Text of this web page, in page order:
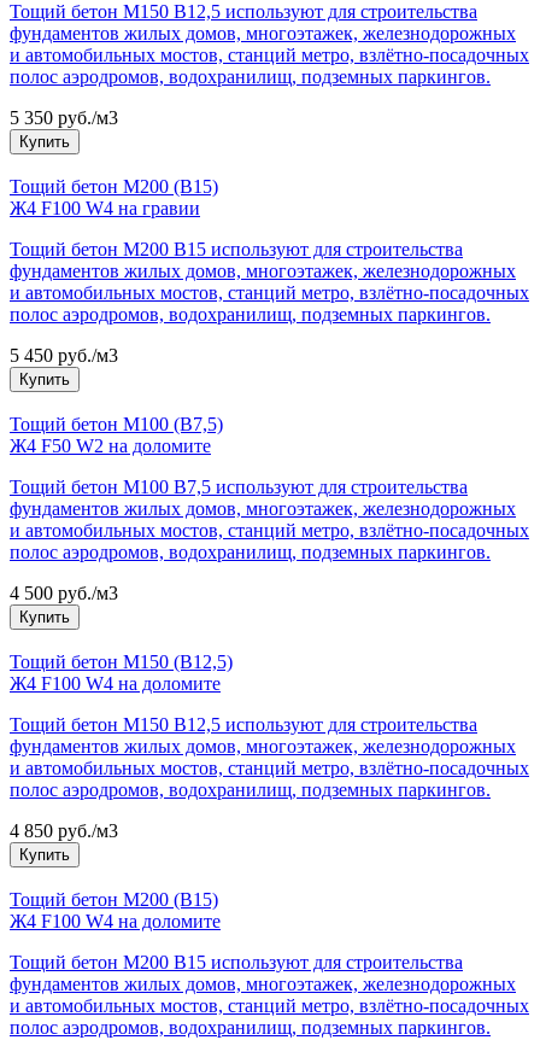
Тощий бетон М150 B12,5 используют для строительства
фундаментов жилых домов, многоэтажек, железнодорожных
и автомобильных мостов, станций метро, взлётно-посадочных
полос аэродромов, водохранилищ, подземных паркингов.
5 350 руб./м3
Купить
Тощий бетон М200 (В15)
Ж4 F100 W4 на гравии
Тощий бетон М200 B15 используют для строительства
фундаментов жилых домов, многоэтажек, железнодорожных
и автомобильных мостов, станций метро, взлётно-посадочных
полос аэродромов, водохранилищ, подземных паркингов.
5 450 руб./м3
Купить
Тощий бетон М100 (В7,5)
Ж4 F50 W2 на доломите
Тощий бетон М100 B7,5 используют для строительства
фундаментов жилых домов, многоэтажек, железнодорожных
и автомобильных мостов, станций метро, взлётно-посадочных
полос аэродромов, водохранилищ, подземных паркингов.
4 500 руб./м3
Купить
Тощий бетон М150 (В12,5)
Ж4 F100 W4 на доломите
Тощий бетон М150 B12,5 используют для строительства
фундаментов жилых домов, многоэтажек, железнодорожных
и автомобильных мостов, станций метро, взлётно-посадочных
полос аэродромов, водохранилищ, подземных паркингов.
4 850 руб./м3
Купить
Тощий бетон М200 (В15)
Ж4 F100 W4 на доломите
Тощий бетон М200 B15 используют для строительства
фундаментов жилых домов, многоэтажек, железнодорожных
и автомобильных мостов, станций метро, взлётно-посадочных
полос аэродромов, водохранилищ, подземных паркингов.